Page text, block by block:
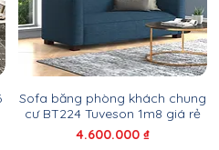
Sofa băng phòng khách chung
cư BT224 Tuveson 1m8 giá rẻ
Giá
4.600.000 ₫